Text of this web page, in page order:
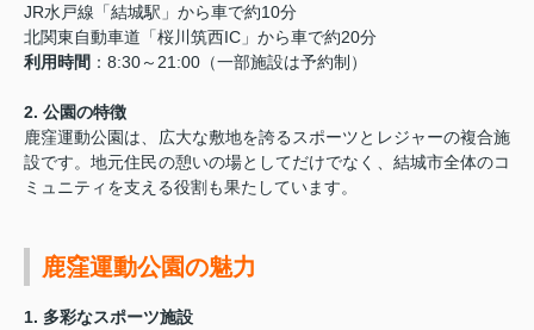
JR水戸線「結城駅」から車で約10分
北関東自動車道「桜川筑西IC」から車で約20分
利用時間 ：8:30～21:00（一部施設は予約制）
2. 公園の特徴
鹿窪運動公園は、広大な敷地を誇るスポーツとレジャーの複合施
設です。地元住民の憩いの場としてだけでなく、結城市全体のコ
ミュニティを支える役割も果たしています。
鹿窪運動公園の魅力
1. 多彩なスポーツ施設